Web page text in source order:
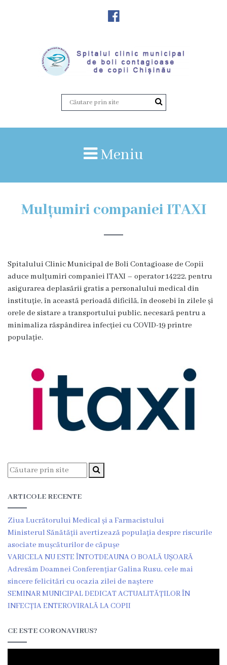
instituției
Vicedirector
Rapoarte
Locuri
vacante
Calitate
Istorii
de
Unitatea
primiri
urgente
Secția
nr.
1
Secția
nr.
2
Secția
Meniu
Mulțumiri companiei ITAXI
Spitalului Clinic Municipal de Boli Contagioase de Copii
aduce mulțumiri companiei ITAXI – operator 14222, pentru
asigurarea deplasării gratis a personalului medical din
instituție, în această perioadă dificilă, în deosebi în zilele și
orele de sistare a transportului public, necesară pentru a
minimaliza răspândirea infecției cu COVID-19 printre
populație.
ARTICOLE RECENTE
Ziua Lucrătorului Medical și a Farmacistului
Ministerul Sănătății avertizează populația despre riscurile
asociate mușcăturilor de căpușe
VARICELA NU ESTE ÎNTOTDEAUNA O BOALĂ UȘOARĂ
Adresăm Doamnei Conferențiar Galina Rusu, cele mai
sincere felicitări cu ocazia zilei de naștere
SEMINAR MUNICIPAL DEDICAT ACTUALITĂȚILOR ÎN
INFECȚIA ENTEROVIRALĂ LA COPII
CE ESTE CORONAVIRUS?